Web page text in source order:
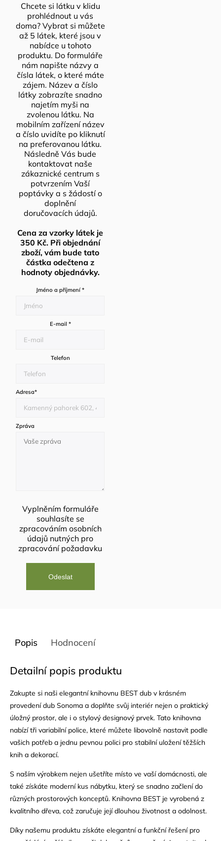
Chcete si látku v klidu
prohlédnout u vás
doma? Vybrat si můžete
až 5 látek, které jsou v
nabídce u tohoto
produktu. Do formuláře
nám napište názvy a
čísla látek, o které máte
zájem. Název a číslo
látky zobrazíte snadno
najetím myši na
zvolenou látku. Na
mobilním zařízení název
a číslo uvidíte po kliknutí
na preferovanou látku.
Následně Vás bude
kontaktovat naše
zákaznické centrum s
potvrzením Vaší
poptávky a s žádostí o
doplnění
doručovacích údajů.
Cena za vzorky látek je
350 Kč. Při objednání
zboží, vám bude tato
částka odečtena z
hodnoty objednávky.
Jméno a příjmení *
E-mail *
Telefon
Adresa*
Zpráva
Vyplněním formuláře
souhlasíte se
zpracováním osobních
údajů nutných pro
zpracování požadavku
Popis Hodnocení
Detailní popis produktu
Zakupte si naši elegantní knihovnu BEST dub v krásném
provedení dub Sonoma a doplňte svůj interiér nejen o praktický
úložný prostor, ale i o stylový designový prvek. Tato knihovna
nabízí tři variabilní police, které můžete libovolně nastavit podle
vašich potřeb a jednu pevnou polici pro stabilní uložení těžších
knih a dekorací.
S naším výrobkem nejen ušetříte místo ve vaší domácnosti, ale
také získáte moderní kus nábytku, který se snadno začlení do
různých prostorových konceptů. Knihovna BEST je vyrobená z
kvalitního dřeva, což zaručuje její dlouhou životnost a odolnost.
Díky našemu produktu získáte elegantní a funkční řešení pro